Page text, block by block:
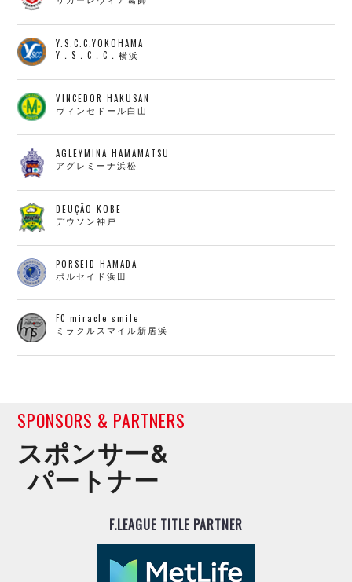
Y.S.C.C.YOKOHAMA
Y．S．C．C．横浜
VINCEDOR HAKUSAN
ヴィンセドール白山
AGLEYMINA HAMAMATSU
アグレミーナ浜松
DEUÇÃO KOBE
デウソン神戸
PORSEID HAMADA
ポルセイド浜田
FC miracle smile
ミラクルスマイル新居浜
SPONSORS & PARTNERS
スポンサー&
パートナー
F.LEAGUE TITLE PARTNER